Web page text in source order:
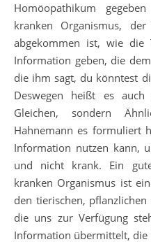
Homöopathikum
kranken Organismus,
abgekommen ist, wie
Information geben, die
die ihm sagt, du könntest
Deswegen heißt es
Gleichen, sondern
Hahnemann es formuliert
Information nutzen kann,
und nicht krank. Ein
kranken Organismus ist
den tierischen,
die uns zur Verfügung
Information übermittelt, die